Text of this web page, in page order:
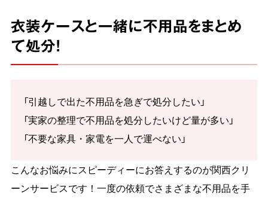
衣装ケースと一緒に不用品をまとめ
て処分！
「引越しで出た不用品を急ぎで処分したい」
「実家の整理で不用品を処分したいけど量が多い」
「不要な家具・家電を一人で運べない」
こんなお悩みにスピーディーにお答えするのが関西クリ
ーンサービスです！一度の依頼でさまざまな不用品を手